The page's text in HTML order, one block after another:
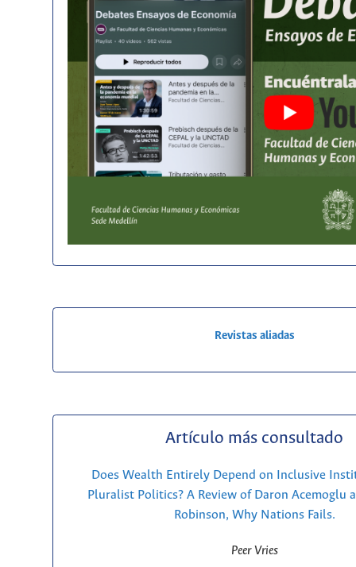
Revistas aliadas
Artículo más consultado
Does Wealth Entirely Depend on Inclusive
Pluralist Politics? A Review of Daron Acemoglu
Robinson, Why Nations Fails.
Peer Vries